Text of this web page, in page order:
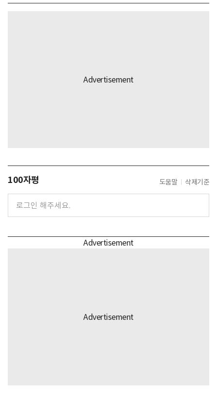
100자평 도움말 삭제기준